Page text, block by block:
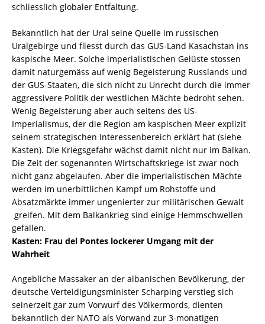
schliesslich globaler Entfaltung.
Bekanntlich hat der Ural seine Quelle im russischen
Uralgebirge und fliesst durch das GUS-Land Kasachstan ins
kaspische Meer. Solche imperialistischen Gelüste stossen
damit naturgemäss auf wenig Begeisterung Russlands und
der GUS-Staaten, die sich nicht zu Unrecht durch die immer
aggressivere Politik der westlichen Mächte bedroht sehen.
Wenig Begeisterung aber auch seitens des US-
Imperialismus, der die Region am kaspischen Meer explizit
seinem strategischen Interessenbereich erklärt hat (siehe
Kasten). Die Kriegsgefahr wächst damit nicht nur im Balkan.
Die Zeit der sogenannten Wirtschaftskriege ist zwar noch
nicht ganz abgelaufen. Aber die imperialistischen Mächte
werden im unerbittlichen Kampf um Rohstoffe und
Absatzmärkte immer ungenierter zur militärischen Gewalt
greifen. Mit dem Balkankrieg sind einige Hemmschwellen
gefallen.
Kasten: Frau del Pontes lockerer Umgang mit der
Wahrheit
Angebliche Massaker an der albanischen Bevölkerung, der
deutsche Verteidigungsminister Scharping verstieg sich
seinerzeit gar zum Vorwurf des Völkermords, dienten
bekanntlich der NATO als Vorwand zur 3-monatigen